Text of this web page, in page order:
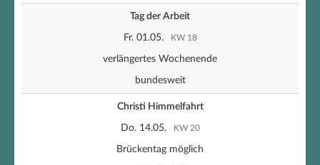
Tag der Arbeit
Fr. 01.05. KW 18
verlängertes Wochenende
bundesweit
Christi Himmelfahrt
Do. 14.05. KW 20
Brückentag möglich